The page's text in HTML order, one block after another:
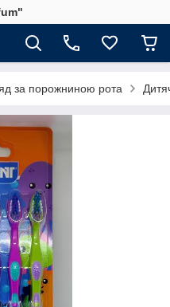
за порожниною рота